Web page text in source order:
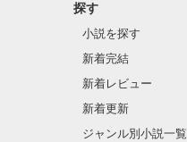
探す
小説を探す
新着完結
新着レビュー
新着更新
ジャンル別小説一覧